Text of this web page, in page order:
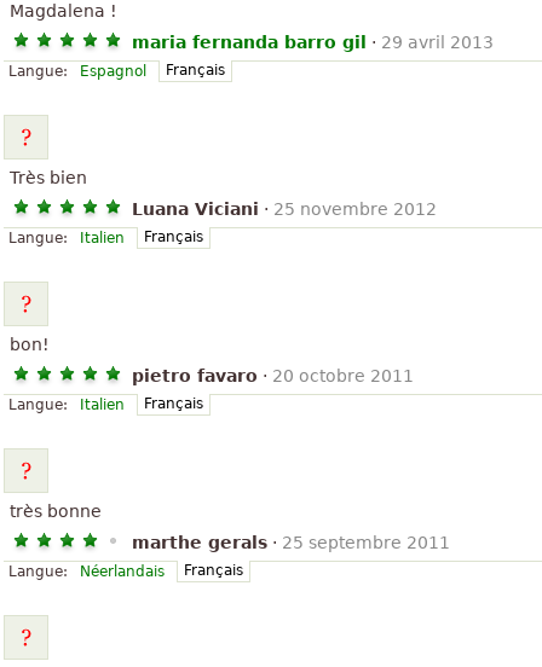
Magdalena !
maria fernanda barro gil
· 29 avril 2013
Langue: Espagnol Français
Très bien
Luana Viciani · 25 novembre 2012
Langue: Italien Français
bon!
pietro favaro · 20 octobre 2011
Langue: Italien Français
très bonne
marthe gerals · 25 septembre 2011
Langue: Néerlandais Français